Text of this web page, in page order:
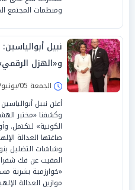
ومنظمات المجتمع
نبيل
و«الهزل
الكونغرس
عمر
الجمعة 05/يونيو/2026 - 03:33 م
أعلن نبيل
وكشفنا «مختبر
الكونية» لتكتمل.
صاغتها العدالة
وشاشات التضليل
المقيت عن فك
«خوارزمية بشرية
موازين العدالة